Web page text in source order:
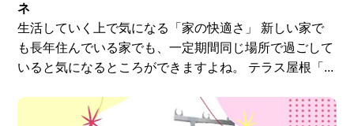
ネ
生活していく上で気になる「家の快適さ」 新しい家で
も長年住んでいる家でも、一定期間同じ場所で過ごして
いると気になるところができますよね。 テラス屋根「...